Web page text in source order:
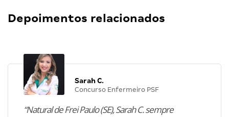
Depoimentos relacionados
Sarah C.
Concurso Enfermeiro PSF
“Natural de Frei Paulo (SE), Sarah C. sempre